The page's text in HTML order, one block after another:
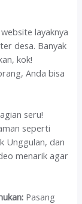
layaknya
desa. Banyak
kok!
Anda bisa
seru!
seperti
Unggulan, dan
menarik agar
Pasang